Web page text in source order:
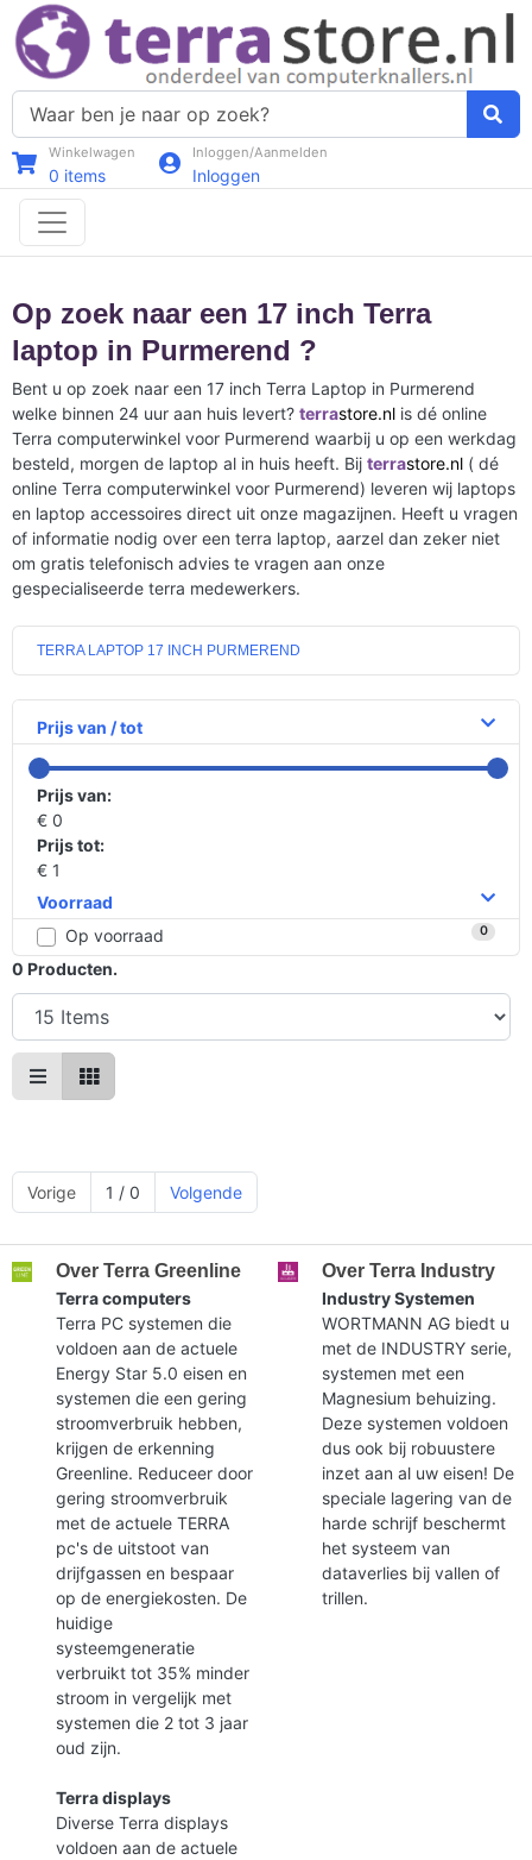
Winkelwagen
0 items
Inloggen/Aanmelden
Inloggen
Op zoek naar een 17 inch Terra
laptop in Purmerend ?
Bent u op zoek naar een 17 inch Terra Laptop in Purmerend
welke binnen 24 uur aan huis levert? terrastore.nl is dé online
Terra computerwinkel voor Purmerend waarbij u op een werkdag
besteld, morgen de laptop al in huis heeft. Bij terrastore.nl ( dé
online Terra computerwinkel voor Purmerend) leveren wij laptops
en laptop accessoires direct uit onze magazijnen. Heeft u vragen
of informatie nodig over een terra laptop, aarzel dan zeker niet
om gratis telefonisch advies te vragen aan onze
gespecialiseerde terra medewerkers.
TERRA LAPTOP 17 INCH PURMEREND
Prijs van / tot
Prijs van:
€ 0
Prijs tot:
€ 1
Voorraad
Op voorraad
0
0 Producten.
Vorige 1 / 0 Volgende
Over Terra Greenline
Terra computers
Terra PC systemen die
voldoen aan de actuele
Energy Star 5.0 eisen en
systemen die een gering
stroomverbruik hebben,
krijgen de erkenning
Greenline. Reduceer door
gering stroomverbruik
met de actuele TERRA
pc's de uitstoot van
drijfgassen en bespaar
op de energiekosten. De
huidige
systeemgeneratie
verbruikt tot 35% minder
stroom in vergelijk met
systemen die 2 tot 3 jaar
oud zijn.
Terra displays
Diverse Terra displays
voldoen aan de actuele
Over Terra Industry
Industry Systemen
WORTMANN AG biedt u
met de INDUSTRY serie,
systemen met een
Magnesium behuizing.
Deze systemen voldoen
dus ook bij robuustere
inzet aan al uw eisen! De
speciale lagering van de
harde schrijf beschermt
het systeem van
dataverlies bij vallen of
trillen.